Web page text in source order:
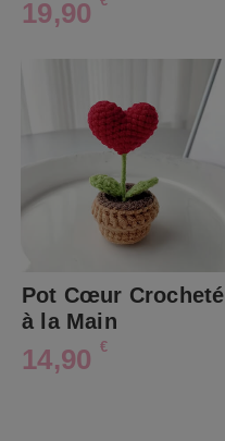
19,90
Pot Cœur Crocheté
à la Main
14,90 €